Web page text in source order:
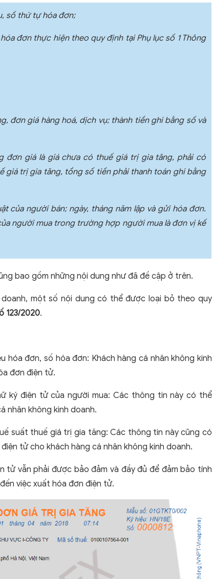
số thứ tự hóa đơn;
đơn thực hiện theo quy định tại Phụ lục số 1 Thông
đơn giá hàng hoá, dịch vụ; thành tiền ghi bằng số và
giá là giá chưa có thuế giá trị gia tăng, phải có
giá trị gia tăng, tổng số tiền phải thanh toán ghi bằng
của người bán; ngày, tháng năm lập và gửi hóa đơn.
người mua trong trường hợp người mua là đơn vị kế
bao gồm những nội dung như đã đề cập ở trên.
doanh, một số nội dung có thể được loại bỏ theo quy
123/2020.
hóa đơn, số hóa đơn: Khách hàng cá nhân không kinh
đơn điện tử.
ký điện tử của người mua: Các thông tin này có thể
nhân không kinh doanh.
suất thuế giá trị gia tăng: Các thông tin này cũng có
tử cho khách hàng cá nhân không kinh doanh.
tử vẫn phải được bảo đảm và đầy đủ để đảm bảo tính
việc xuất hóa đơn điện tử.